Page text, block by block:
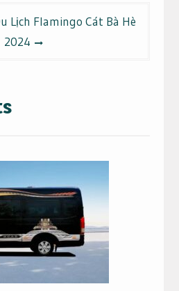
Lịch Flamingo Cát Bà Hè
2024